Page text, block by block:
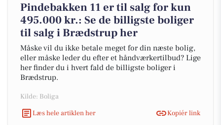
Pindebakken 11 er til salg for kun
495.000 kr.: Se de billigste boliger
til salg i Brædstrup her
Måske vil du ikke betale meget for din næste bolig,
eller måske leder du efter et håndværkertilbud? Lige
her finder du i hvert fald de billigste boliger i
Brædstrup.
Kilde: Boliga
Læs hele artiklen her
Kopiér link